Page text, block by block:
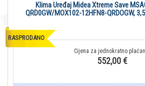
RASPRODANO
Klima Uređaj Midea Xtreme Save
QRD0GW/MOX102-12HFN8-QRDOGW,
552,00 €